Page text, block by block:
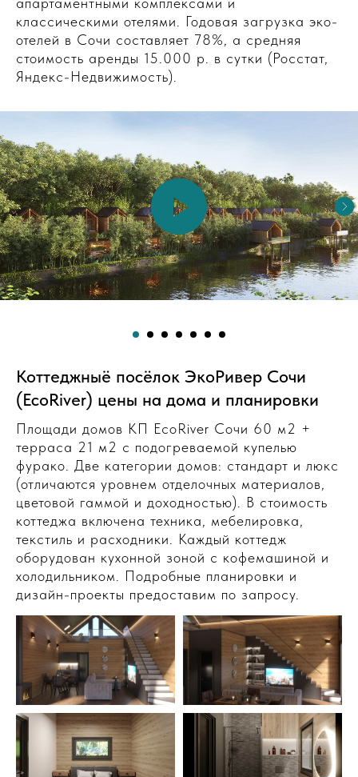
классическими отелями. Годовая загрузка эко-
отелей в Сочи составляет 78%, а средняя
стоимость аренды 15.000 р. в сутки (Росстат,
Яндекс-Недвижимость).
Коттеджныё посёлок ЭкоРивер Сочи
(EcoRiver) цены на дома и планировки
Площади домов КП EcoRiver Сочи 60 м2 +
терраса 21 м2 с подогреваемой купелью
фурако. Две категории домов: стандарт и люкс
(отличаются уровнем отделочных материалов,
цветовой гаммой и доходностью). В стоимость
коттеджа включена техника, мебелировка,
текстиль и расходники. Каждый коттедж
оборудован кухонной зоной с кофемашиной и
холодильником. Подробные планировки и
дизайн-проекты предоставим по запросу.